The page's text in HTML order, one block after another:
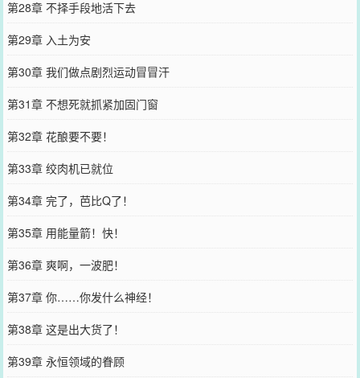
第28章 不择手段地活下去
第29章 入土为安
第30章 我们做点剧烈运动冒冒汗
第31章 不想死就抓紧加固门窗
第32章 花酿要不要！
第33章 绞肉机已就位
第34章 完了，芭比Q了！
第35章 用能量箭！快！
第36章 爽啊，一波肥！
第37章 你……你发什么神经！
第38章 这是出大货了！
第39章 永恒领域的眷顾